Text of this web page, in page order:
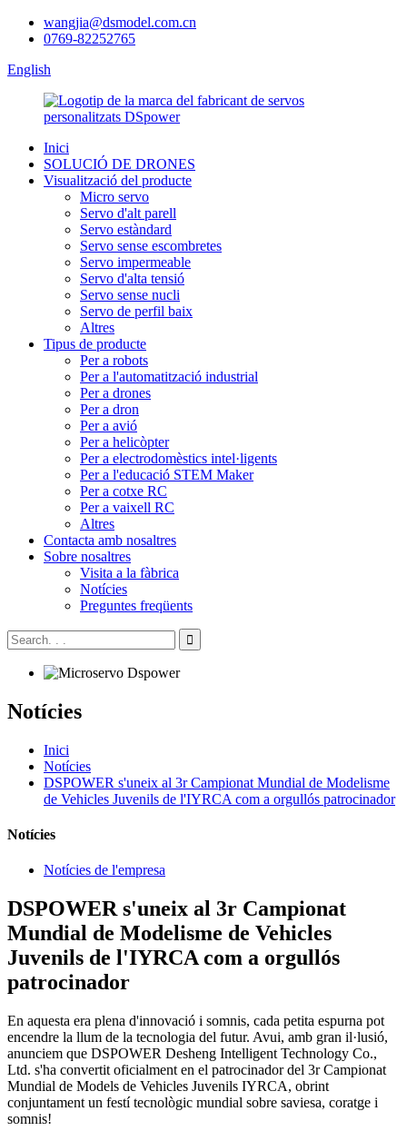
wangjia@dsmodel.com.cn
0769-82252765
English
Inici
SOLUCIÓ DE DRONES
Visualització del producte
Micro servo
Servo d'alt parell
Servo estàndard
Servo sense escombretes
Servo impermeable
Servo d'alta tensió
Servo sense nucli
Servo de perfil baix
Altres
Tipus de producte
Per a robots
Per a l'automatització industrial
Per a drones
Per a dron
Per a avió
Per a helicòpter
Per a electrodomèstics intel·ligents
Per a l'educació STEM Maker
Per a cotxe RC
Per a vaixell RC
Altres
Contacta amb nosaltres
Sobre nosaltres
Visita a la fàbrica
Notícies
Preguntes freqüents
Notícies
Inici
Notícies
DSPOWER s'uneix al 3r Campionat Mundial de Modelisme
de Vehicles Juvenils de l'IYRCA com a orgullós patrocinador
Notícies
Notícies de l'empresa
DSPOWER s'uneix al 3r Campionat
Mundial de Modelisme de Vehicles
Juvenils de l'IYRCA com a orgullós
patrocinador
En aquesta era plena d'innovació i somnis, cada petita espurna pot
encendre la llum de la tecnologia del futur. Avui, amb gran il·lusió,
anunciem que DSPOWER Desheng Intelligent Technology Co.,
Ltd. s'ha convertit oficialment en el patrocinador del 3r Campionat
Mundial de Models de Vehicles Juvenils IYRCA, obrint
conjuntament un festí tecnològic mundial sobre saviesa, coratge i
somnis!